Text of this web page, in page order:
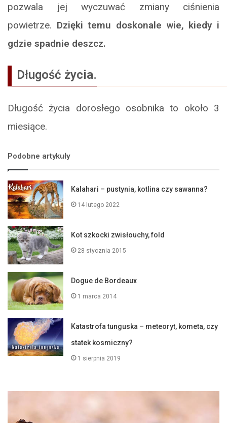
pozwala jej wyczuwać zmiany ciśnienia
powietrze. Dzięki temu doskonale wie, kiedy i
gdzie spadnie deszcz.
Długość życia.
Długość życia dorosłego osobnika to około 3
miesiące.
Podobne artykuły
Kalahari – pustynia, kotlina czy sawanna?
14 lutego 2022
Kot szkocki zwisłouchy, fold
28 stycznia 2015
Dogue de Bordeaux
1 marca 2014
Katastrofa tunguska – meteoryt, kometa, czy
statek kosmiczny?
1 sierpnia 2019